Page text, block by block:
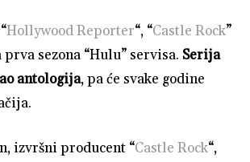
Hollywood Reporter“, “Castle Rock”
sezona “Hulu” servisa. Serija
antologija, pa će svake godine
izvršni producent “Castle Rock“,